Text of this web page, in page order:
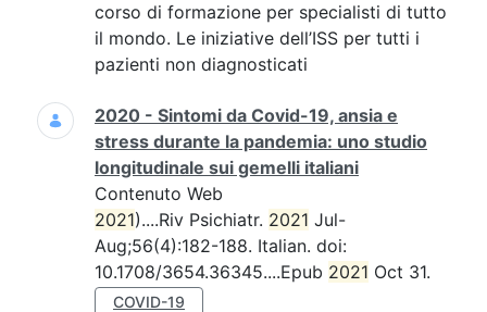
corso di formazione per specialisti di tutto
il mondo. Le iniziative dell’ISS per tutti i
pazienti non diagnosticati
2020 - Sintomi da Covid-19, ansia e
stress durante la pandemia: uno studio
longitudinale sui gemelli italiani
Contenuto Web
2021)....Riv Psichiatr. 2021 Jul-
Aug;56(4):182-188. Italian. doi:
10.1708/3654.36345....Epub 2021 Oct 31.
COVID-19